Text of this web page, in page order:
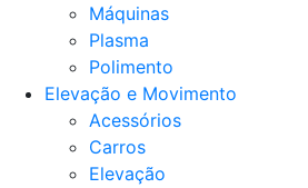
Máquinas
Plasma
Polimento
Elevação e Movimento
Acessórios
Carros
Elevação